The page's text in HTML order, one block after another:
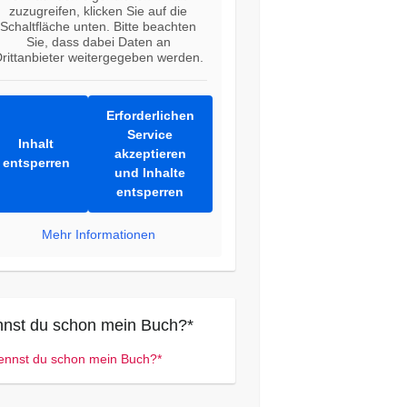
zuzugreifen, klicken Sie auf die
Schaltfläche unten. Bitte beachten
Sie, dass dabei Daten an
weitergegeben werden.
Inhalt
entsperren
Erforderlichen
Service
akzeptieren
und Inhalte
entsperren
Mehr Informationen
du schon mein Buch?*